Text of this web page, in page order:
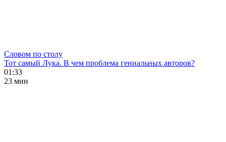
Словом по столу
Тот самый Лука. В чем проблема гениальных авторов?
01:33
23 мин